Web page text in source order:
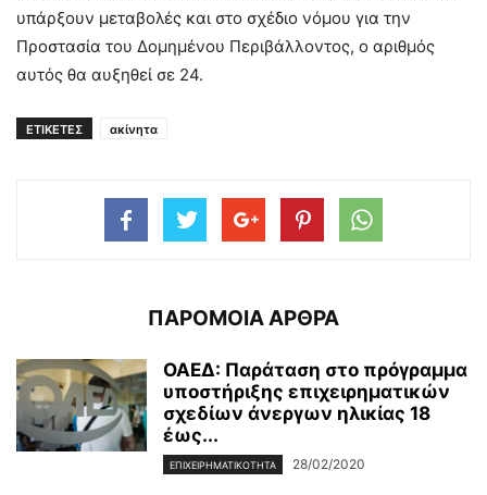
υπάρξουν μεταβολές και στο σχέδιο νόμου για την
Προστασία του Δομημένου Περιβάλλοντος, ο αριθμός
αυτός θα αυξηθεί σε 24.
ΕΤΙΚΕΤΕΣ ακίνητα
ΠΑΡΟΜΟΙΑ ΑΡΘΡΑ
ΟΑΕΔ: Παράταση στο πρόγραμμα
υποστήριξης επιχειρηματικών
σχεδίων άνεργων ηλικίας 18
έως...
ΕΠΙΧΕΙΡΗΜΑΤΙΚΌΤΗΤΑ 28/02/2020